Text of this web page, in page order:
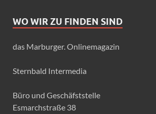
WO WIR ZU FINDEN SIND
das Marburger. Onlinemagazin
Sternbald Intermedia
Büro und Geschäfststelle
Esmarchstraße 38